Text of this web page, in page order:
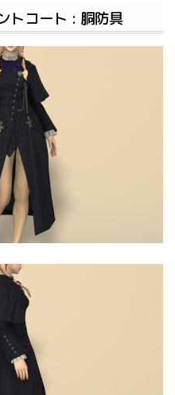
トコート : 胴防具